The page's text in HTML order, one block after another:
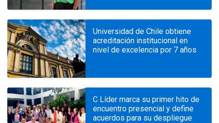
Universidad de Chile obtiene
acreditación institucional en
nivel de excelencia por 7 años
C Líder marca su primer hito de
encuentro presencial y define
acuerdos para su despliegue